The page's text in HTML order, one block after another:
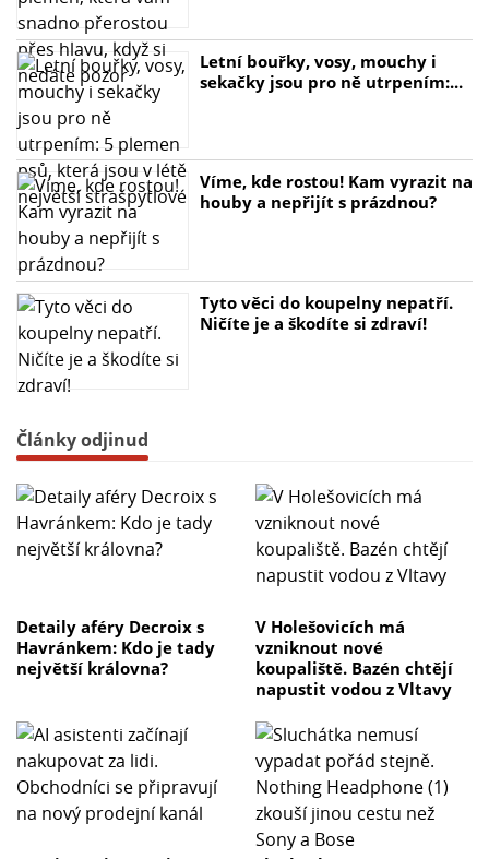
Letní bouřky, vosy, mouchy i
sekačky jsou pro ně utrpením:...
Víme, kde rostou! Kam vyrazit na
houby a nepřijít s prázdnou?
Tyto věci do koupelny nepatří.
Ničíte je a škodíte si zdraví!
Články odjinud
Detaily aféry Decroix s
Havránkem: Kdo je tady
největší královna?
V Holešovicích má
vzniknout nové
koupaliště. Bazén chtějí
napustit vodou z Vltavy